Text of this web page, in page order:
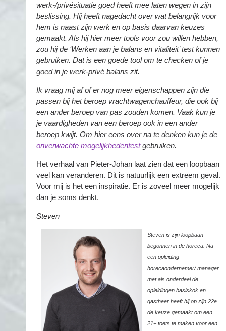
werk-/privésituatie goed heeft mee laten wegen in zijn
beslissing. Hij heeft nagedacht over wat belangrijk voor
hem is naast zijn werk en op basis daarvan keuzes
gemaakt. Als hij hier meer tools voor zou willen hebben,
zou hij de ‘Werken aan je balans en vitaliteit’ test kunnen
gebruiken. Dat is een goede tool om te checken of je
goed in je werk-privé balans zit.
Ik vraag mij af of er nog meer eigenschappen zijn die
passen bij het beroep vrachtwagenchauffeur, die ook bij
een ander beroep van pas zouden komen. Vaak kun je
je vaardigheden van een beroep ook in een ander
beroep kwijt. Om hier eens over na te denken kun je de
onverwachte mogelijkhedentestgebruiken.
Het verhaal van Pieter-Johan laat zien dat een loopbaan
veel kan veranderen. Dit is natuurlijk een extreem geval.
Voor mij is het een inspiratie. Er is zoveel meer mogelijk
dan je soms denkt.
Steven
Steven is zijn loopbaan
begonnen in de horeca. Na
een opleiding
horecaondernemer/ manager
met als onderdeel de
opleidingen basiskok en
gastheer heeft hij op zijn 22e
de keuze gemaakt om een
21+ toets te maken voor een